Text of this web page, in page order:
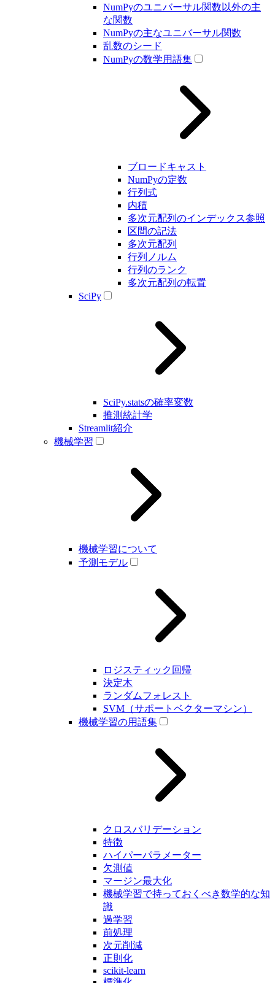
NumPyのユニバーサル関数以外の主
な関数
NumPyの主なユニバーサル関数
乱数のシード
NumPyの数学用語集
ブロードキャスト
NumPyの定数
行列式
内積
多次元配列のインデックス参照
区間の記法
多次元配列
行列ノルム
行列のランク
多次元配列の転置
SciPy
SciPy.statsの確率変数
推測統計学
Streamlit紹介
機械学習
機械学習について
予測モデル
ロジスティック回帰
決定木
ランダムフォレスト
SVM（サポートベクターマシン）
機械学習の用語集
クロスバリデーション
特徴
ハイパーパラメーター
欠測値
マージン最大化
機械学習で持っておくべき数学的な知
識
過学習
前処理
次元削減
正則化
scikit-learn